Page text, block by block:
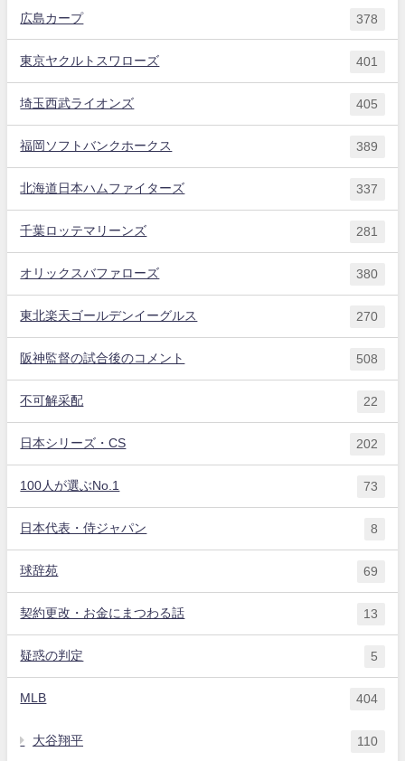
広島カープ 378
東京ヤクルトスワローズ 401
埼玉西武ライオンズ 405
福岡ソフトバンクホークス 389
北海道日本ハムファイターズ 337
千葉ロッテマリーンズ 281
オリックスバファローズ 380
東北楽天ゴールデンイーグルス 270
阪神監督の試合後のコメント 508
不可解采配 22
日本シリーズ・CS 202
100人が選ぶNo.1 73
日本代表・侍ジャパン 8
球辞苑 69
契約更改・お金にまつわる話 13
疑惑の判定 5
MLB 404
大谷翔平 110